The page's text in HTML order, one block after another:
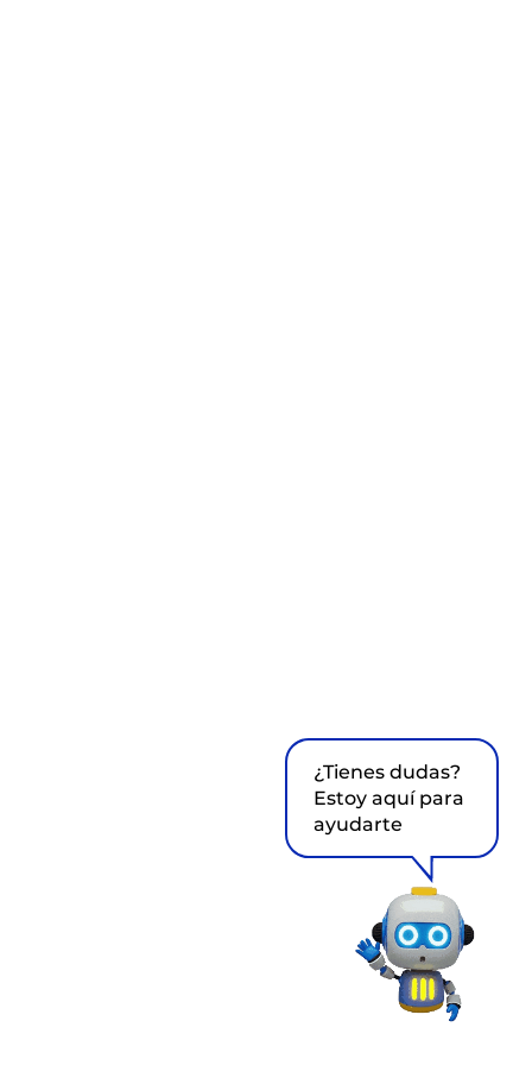
¿Tienes dudas?
Estoy aquí para
ayudarte